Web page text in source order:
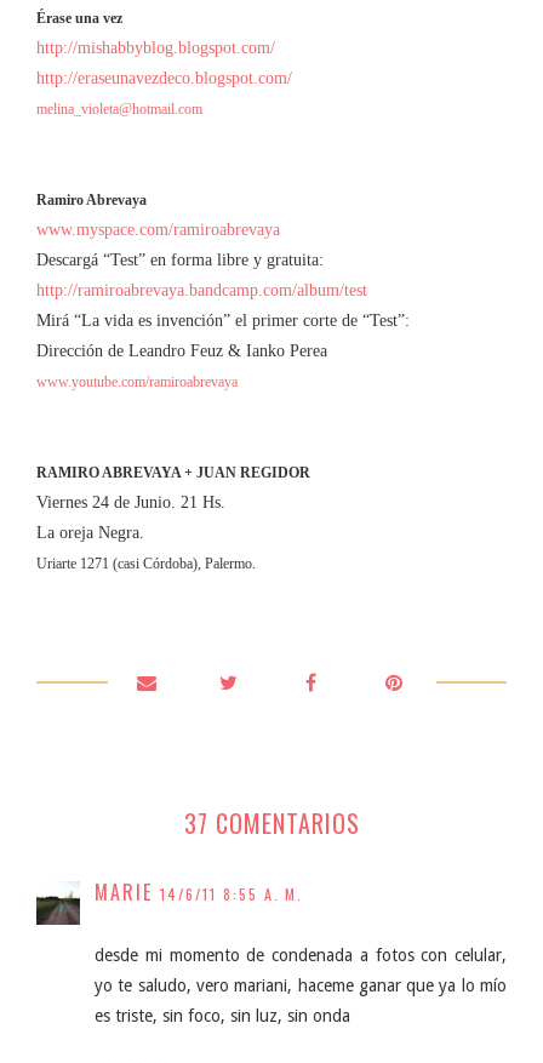
Érase una vez
http://mishabbyblog.blogspot.com/
http://eraseunavezdeco.blogspot.com/
melina_violeta@hotmail.com
Ramiro Abrevaya
www.myspace.com/ramiroabrevaya
Descargá “Test” en forma libre y gratuita:
http://ramiroabrevaya.bandcamp.com/album/test
Mirá “La vida es invención” el primer corte de “Test”:
Dirección de Leandro Feuz & Ianko Perea
www.youtube.com/ramiroabrevaya
RAMIRO ABREVAYA + JUAN REGIDOR
Viernes 24 de Junio. 21 Hs.
La oreja Negra.
Uriarte 1271 (casi Córdoba), Palermo.
37 COMENTARIOS
MARIE 14/6/11 8:55 A. M.
desde mi momento de condenada a fotos con celular,
yo te saludo, vero mariani, haceme ganar que ya lo mío
es triste, sin foco, sin luz, sin onda